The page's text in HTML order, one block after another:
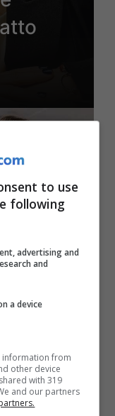
to use
following
advertising and
and
a device
information from
other device
with 319
and our partners